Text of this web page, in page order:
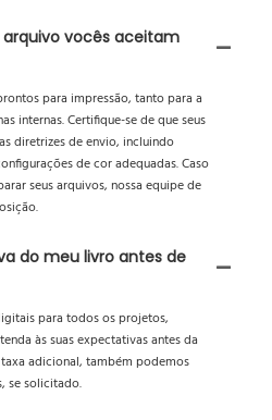
vocês aceitam
para impressão, tanto para a
internas. Certifique-se de que seus
diretrizes de envio, incluindo
de cor adequadas. Caso
seus arquivos, nossa equipe de
do meu livro antes de
para todos os projetos,
às suas expectativas antes da
adicional, também podemos
se solicitado.